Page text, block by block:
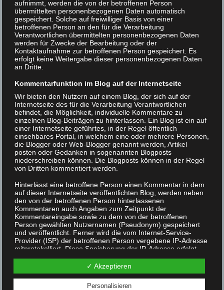
aufnimmt, werden die von der betroffenen Person
übermittelten personenbezogenen Daten automatisch
gespeichert. Solche auf freiwilliger Basis von einer
betroffenen Person an den für die Verarbeitung
Verantwortlichen übermittelten personenbezogenen Daten
werden für Zwecke der Bearbeitung oder der
Kontaktaufnahme zur betroffenen Person gespeichert. Es
erfolgt keine Weitergabe dieser personenbezogenen Daten
an Dritte.
Kommentarfunktion im Blog auf der Internetseite
Wir bieten den Nutzern auf einem Blog, der sich auf der
Internetseite des für die Verarbeitung Verantwortlichen
befindet, die Möglichkeit, individuelle Kommentare zu
einzelnen Blog-Beiträgen zu hinterlassen. Ein Blog ist ein auf
einer Internetseite geführtes, in der Regel öffentlich
einsehbares Portal, in welchem eine oder mehrere Personen,
die Blogger oder Web-Blogger genannt werden, Artikel
posten oder Gedanken in sogenannten Blogposts
niederschreiben können. Die Blogposts können in der Regel
von Dritten kommentiert werden.
Hinterlässt eine betroffene Person einen Kommentar in dem
auf dieser Internetseite veröffentlichten Blog, werden neben
den von der betroffenen Person hinterlassenen
Kommentaren auch Angaben zum Zeitpunkt der
Kommentareingabe sowie zu dem von der betroffenen
Person gewählten Nutzernamen (Pseudonym) gespeichert
und veröffentlicht. Ferner wird die vom Internet-Service-
Provider (ISP) der betroffenen Person vergebene IP-Adresse
mitprotokolliert. Diese Speicherung der IP-Adresse erfolgt
Person durch einen abgegebenen Kommentar die Rechte
Dritter verletzt oder rechtswidrige Inhalte postet. Die
Speicherung dieser personenbezogenen Daten erfolgt daher
✓ Akzeptieren
Personalisieren